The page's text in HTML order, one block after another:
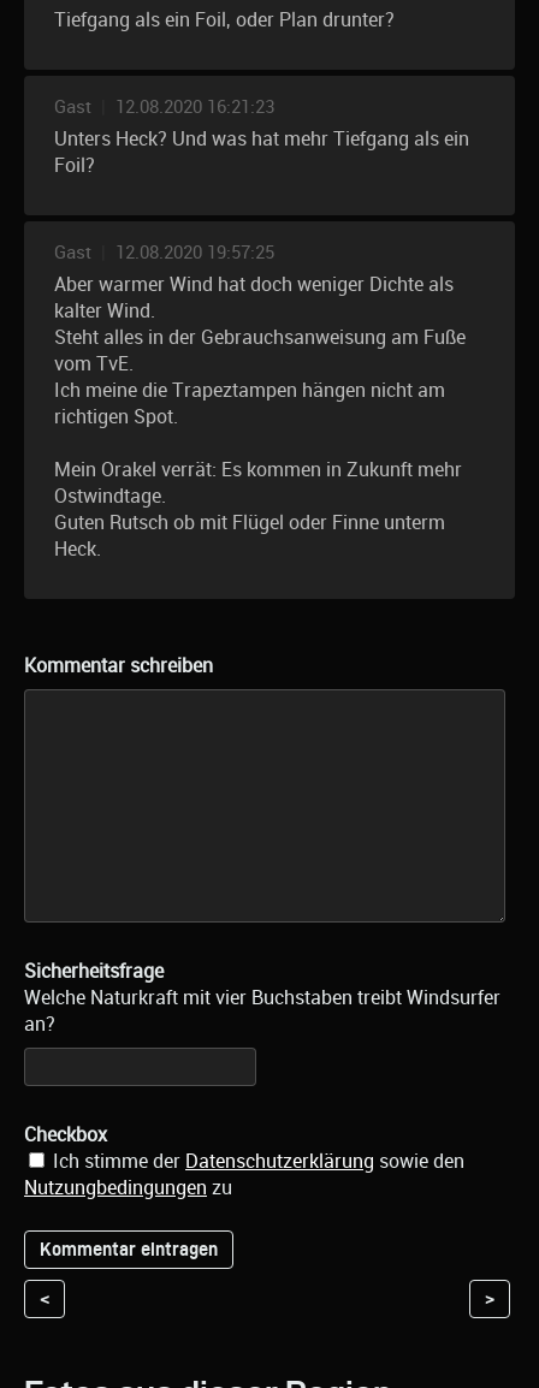
Tiefgang als ein Foil, oder Plan drunter?
Gast 12.08.2020 16:21:23
Unters Heck? Und was hat mehr Tiefgang als ein
Foil?
Gast 12.08.2020 19:57:25
Aber warmer Wind hat doch weniger Dichte als
kalter Wind.
Steht alles in der Gebrauchsanweisung am Fuße
vom TvE.
Ich meine die Trapeztampen hängen nicht am
richtigen Spot.
Mein Orakel verrät: Es kommen in Zukunft mehr
Ostwindtage.
Guten Rutsch ob mit Flügel oder Finne unterm
Heck.
Kommentar schreiben
Sicherheitsfrage
Welche Naturkraft mit vier Buchstaben treibt Windsurfer
an?
Checkbox
Ich stimme der Datenschutzerklärung sowie den
Nutzungbedingungen zu
< >